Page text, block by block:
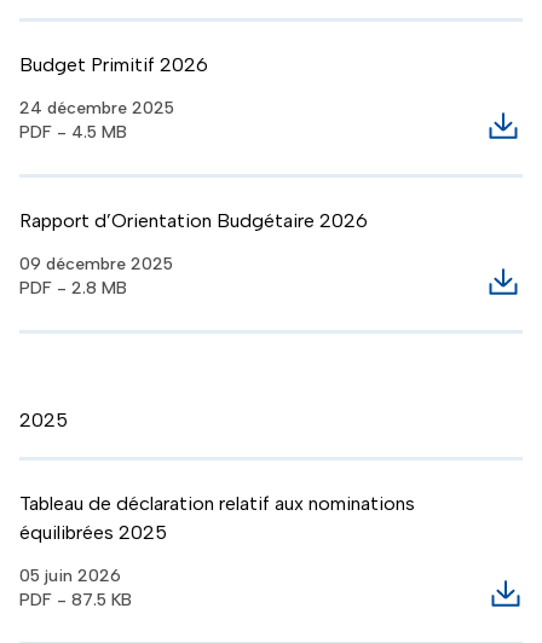
Budget Primitif 2026
24 décembre 2025
PDF - 4.5 MB
Rapport d’Orientation Budgétaire 2026
09 décembre 2025
PDF - 2.8 MB
2025
Tableau de déclaration relatif aux nominations
équilibrées 2025
05 juin 2026
PDF - 87.5 KB